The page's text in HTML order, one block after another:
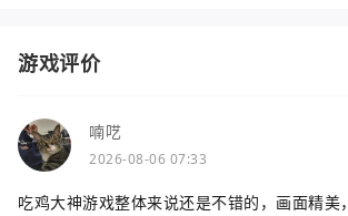
游戏评价
喃呓
2026-08-06 07:33
吃鸡大神游戏整体来说还是不错的，画面精美